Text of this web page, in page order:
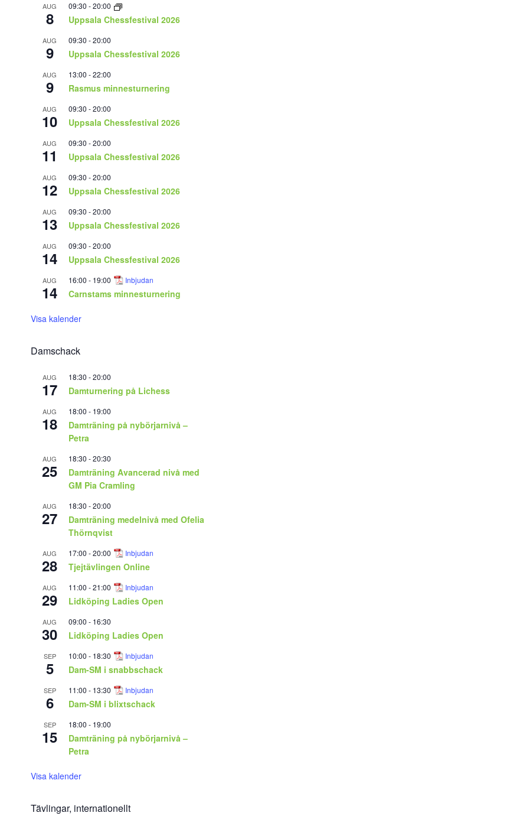
AUG
8
09:30 -20:00
Uppsala Chessfestival 2026
AUG
9
09:30 -20:00
Uppsala Chessfestival 2026
AUG
9
13:00 -22:00
Rasmus minnesturnering
AUG
10
09:30 -20:00
Uppsala Chessfestival 2026
AUG
11
09:30 -20:00
Uppsala Chessfestival 2026
AUG
12
09:30 -20:00
Uppsala Chessfestival 2026
AUG
13
09:30 -20:00
Uppsala Chessfestival 2026
AUG
14
09:30 -20:00
Uppsala Chessfestival 2026
AUG
14
16:00 - 19:00 Inbjudan
Carnstams minnesturnering
Visa kalender
Damschack
AUG
17
18:30 -20:00
Damturnering på Lichess
AUG
18
18:00 - 19:00
Damträning på nybörjarnivå –
Petra
AUG
25
18:30 -20:30
Damträning Avancerad nivå med
GM Pia Cramling
AUG
27
18:30 -20:00
Damträning medelnivå med Ofelia
Thörnqvist
AUG
28
17:00 -20:00 Inbjudan
Tjejtävlingen Online
AUG
29
11:00 -21:00 Inbjudan
Lidköping Ladies Open
AUG
30
09:00 - 16:30
Lidköping Ladies Open
SEP
5
10:00 - 18:30 Inbjudan
Dam-SM i snabbschack
SEP
6
11:00 - 13:30 Inbjudan
Dam-SM i blixtschack
SEP
15
18:00 - 19:00
Damträning på nybörjarnivå –
Petra
Visa kalender
Tävlingar, internationellt